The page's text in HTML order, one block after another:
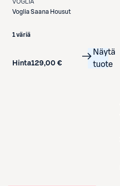
VOGLIA
Voglia Saana Housut
1 väriä
Hinta129,00 €
Näytä
tuote